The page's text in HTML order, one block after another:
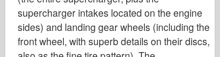
Хеллер
ХоббиБос
Модели IBG
supercharger intakes located on the engine
sides) and landing gear wheels (including the
front wheel, with superb details on their discs,